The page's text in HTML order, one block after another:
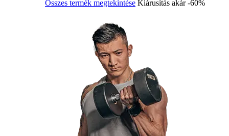
Összes termék megtekintése Kiárusítás akár -60%